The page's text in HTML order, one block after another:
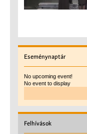
Eseménynaptár
No upcoming event!
No event to display
Felhívások